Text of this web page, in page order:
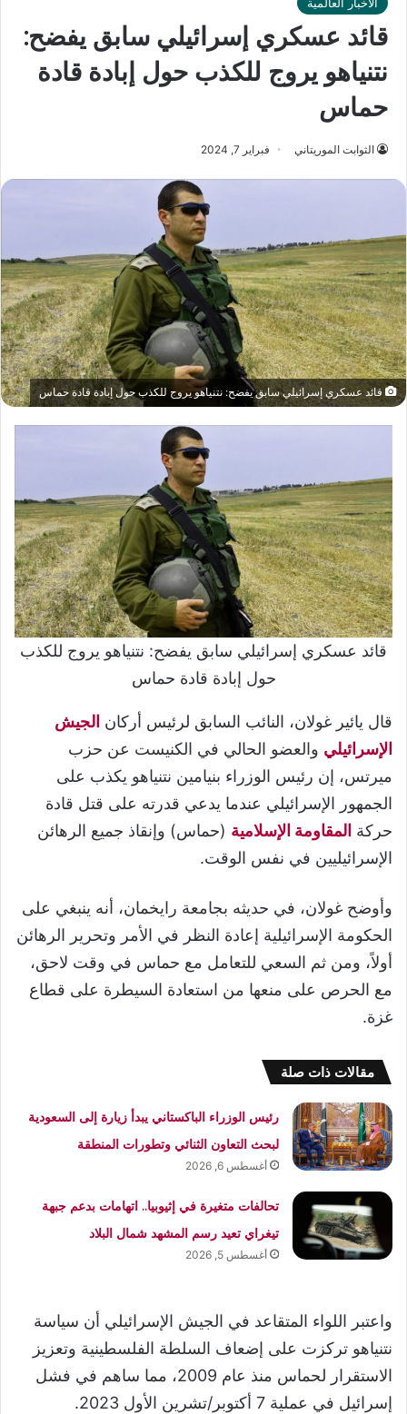
قائد عسكري إسرائيلي سابق يفضح:
نتنياهو يروج للكذب حول إبادة قادة
حماس
الثوابت الموريتاني فبراير 7, 2024
قائد عسكري إسرائيلي سابق يفضح: نتنياهو يروج للكذب حول إبادة قادة حماس
قائد عسكري إسرائيلي سابق يفضح: نتنياهو يروج للكذب
حول إبادة قادة حماس
قال يائير غولان، النائب السابق لرئيس أركان الجيش
الإسرائيلي والعضو الحالي في الكنيست عن حزب
ميرتس، إن رئيس الوزراء بنيامين نتنياهو يكذب على
الجمهور الإسرائيلي عندما يدعي قدرته على قتل قادة
حركة المقاومة الإسلامية (حماس) وإنقاذ جميع الرهائن
الإسرائيليين في نفس الوقت.
وأوضح غولان، في حديثه بجامعة رايخمان، أنه ينبغي على
الحكومة الإسرائيلية إعادة النظر في الأمر وتحرير الرهائن
أولاً، ومن ثم السعي للتعامل مع حماس في وقت لاحق،
مع الحرص على منعها من استعادة السيطرة على قطاع
غزة.
مقالات ذات صلة
رئيس الوزراء الباكستاني يبدأ زيارة إلى السعودية
لبحث التعاون الثنائي وتطورات المنطقة
أغسطس 6, 2026
تحالفات متغيرة في إثيوبيا.. اتهامات بدعم جبهة
تيغراي تعيد رسم المشهد شمال البلاد
أغسطس 5, 2026
واعتبر اللواء المتقاعد في الجيش الإسرائيلي أن سياسة
نتنياهو تركزت على إضعاف السلطة الفلسطينية وتعزيز
الاستقرار لحماس منذ عام 2009، مما ساهم في فشل
إسرائيل في عملية 7 أكتوبر/تشرين الأول 2023.